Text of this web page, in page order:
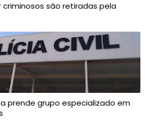
são retiradas pela
prende grupo especializado em